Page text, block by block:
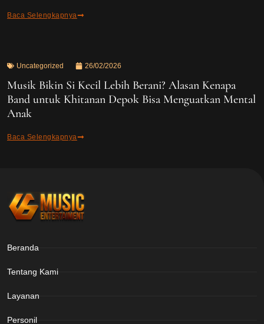
Baca Selengkapnya
Uncategorized 26/02/2026
Musik Bikin Si Kecil Lebih Berani? Alasan Kenapa
Band untuk Khitanan Depok Bisa Menguatkan Mental
Anak
Baca Selengkapnya
Beranda
Tentang Kami
Layanan
Personil